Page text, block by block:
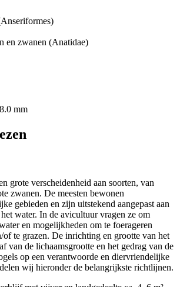
en zwanen (Anatidae)
mm
grote verscheidenheid aan soorten, van
zwanen. De meesten bewonen
gebieden en zijn uitstekend aangepast aan
water. In de avicultuur vragen ze om
en mogelijkheden om te foerageren
te grazen. De inrichting en grootte van het
van de lichaamsgrootte en het gedrag van de
op een verantwoorde en diervriendelijke
wij hieronder de belangrijkste richtlijnen.